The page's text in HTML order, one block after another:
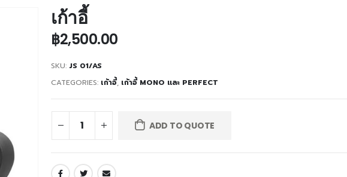
เก้าอี้
฿2,500.00
SKU: JS 01/AS
CATEGORIES: เก้าอี้, เก้าอี้ MONO และ PERFECT
ADD TO QUOTE